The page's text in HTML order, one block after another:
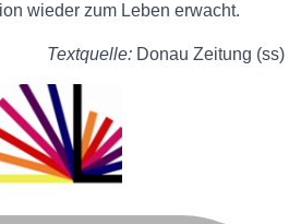
wieder zum Leben erwacht.
Textquelle: Donau Zeitung (ss)